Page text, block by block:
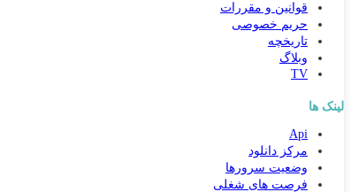
جهت ارتباط در پیامرسان بله کلیک کنید
قوانین و مقررات
حریم خصوصی
تاریخچه
وبلاگ
TV
لینک ها
Api
مرکز دانلود
وضعیت سرورها
فرصت های شغلی